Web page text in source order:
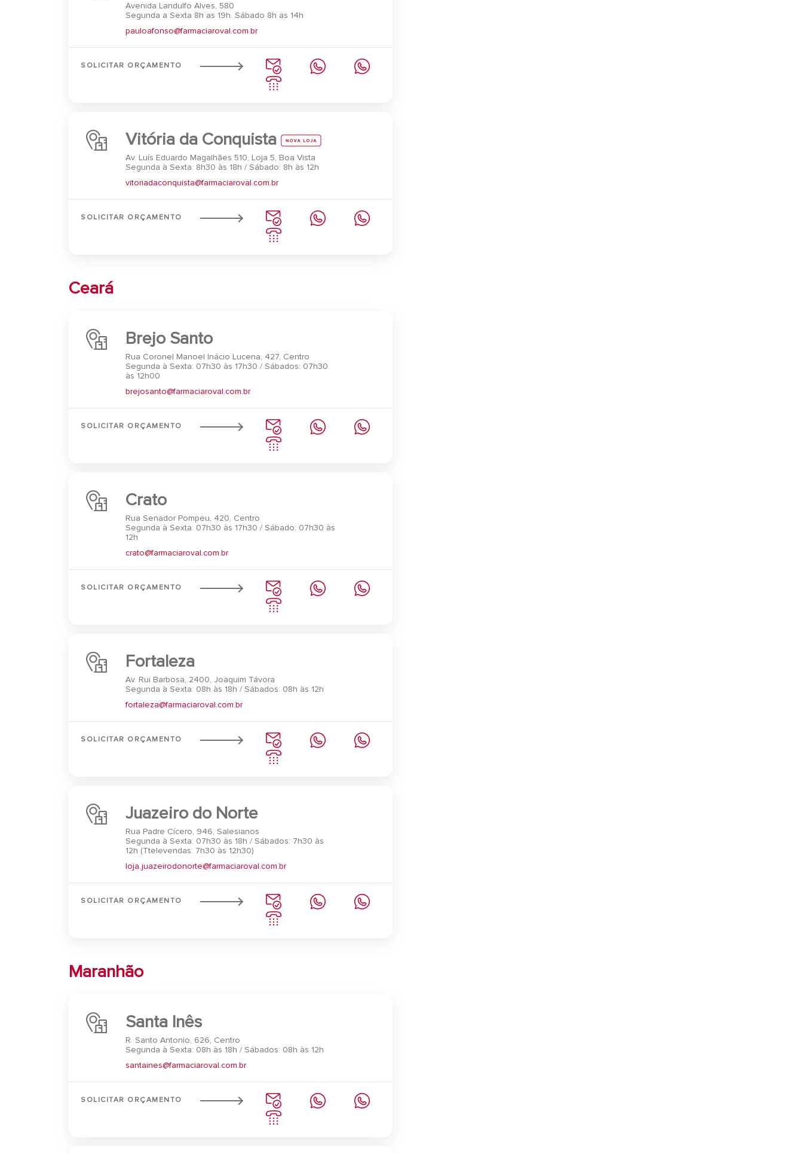
Avenida Landulfo Alves, 580
Segunda a Sexta 8h as 19h. Sábado 8h as 14h
pauloafonso@farmaciaroval.com.br
SOLICITAR ORÇAMENTO
Vitória da Conquista
Av. Luís Eduardo Magalhães 510, Loja 5, Boa Vista
Segunda à Sexta: 8h30 às 18h / Sábado: 8h às 12h
vitoriadaconquista@farmaciaroval.com.br
SOLICITAR ORÇAMENTO
Ceará
Brejo Santo
Rua Coronel Manoel Inácio Lucena, 427, Centro
Segunda à Sexta: 07h30 às 17h30 / Sábados: 07h30
às 12h00
brejosanto@farmaciaroval.com.br
SOLICITAR ORÇAMENTO
Crato
Rua Senador Pompeu, 420, Centro
Segunda à Sexta: 07h30 às 17h30 / Sábado: 07h30 às
12h
crato@farmaciaroval.com.br
SOLICITAR ORÇAMENTO
Fortaleza
Av. Rui Barbosa, 2400, Joaquim Távora
Segunda à Sexta: 08h às 18h / Sábados: 08h às 12h
fortaleza@farmaciaroval.com.br
SOLICITAR ORÇAMENTO
Juazeiro do Norte
Rua Padre Cícero, 946, Salesianos
Segunda à Sexta: 07h30 às 18h / Sábados: 7h30 às
12h (Ttelevendas: 7h30 às 12h30)
loja.juazeirodonorte@farmaciaroval.com.br
SOLICITAR ORÇAMENTO
Maranhão
Santa Inês
R. Santo Antonio, 626, Centro
Segunda à Sexta: 08h às 18h / Sábados: 08h às 12h
santaines@farmaciaroval.com.br
SOLICITAR ORÇAMENTO